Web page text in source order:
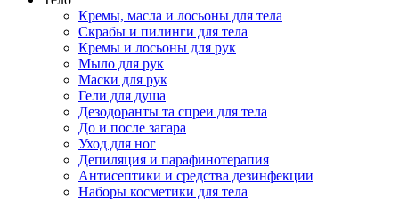
Кремы, масла и лосьоны для тела
Скрабы и пилинги для тела
Кремы и лосьоны для рук
Мыло для рук
Маски для рук
Гели для душа
Дезодоранты та спреи для тела
До и после загара
Уход для ног
Депиляция и парафинотерапия
Антисептики и средства дезинфекции
Наборы косметики для тела